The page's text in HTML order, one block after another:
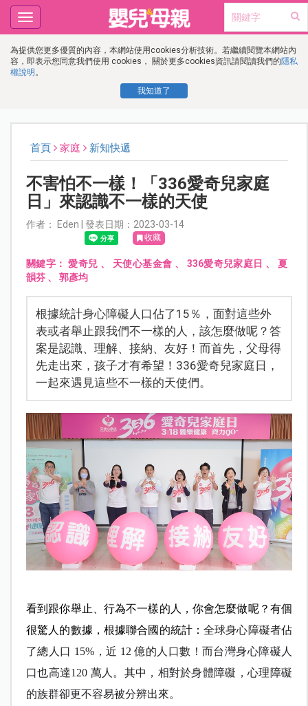
為提供您更多優質的內容，本網站使用cookies分析技術。若繼續閱覽本網站內
容，即表示您同意我們使用 cookies， 關於更多cookies資訊請閱讀我們的隱私
權說明 。
我知道了
Toggle
navigation
首頁 家庭 新知快遞
不害怕不一樣！「336愛奇兒家庭
日」來認識不一樣的天使
作者： Eden | 發表日期：2023-03-14
收藏
關鍵字：愛奇兒 、 天使心基金會 、 336愛奇兒家庭日 、夏
韻芬、 郭彥均
根據統計身心障礙人口佔了15％，面對這些外
表或者舉止跟我們不一樣的人，該怎麼做呢？答
案是認識、理解、接納、友好！而首先，父母得
先走出來，孩子才有希望！336愛奇兒家庭日，
一起來遇見這些不一樣的天使們。
看到跟你舉止、行為不一樣的人，你會怎麼做呢？有個
很驚人的數據，根據聯合國的統計：全球身心障礙者佔
了總人口 15%，近 12 億的人口數！而台灣身心障礙人
口也高達120 萬人。其中，相對於身體障礙，心理障礙
的族群卻更不容易被分辨出來。